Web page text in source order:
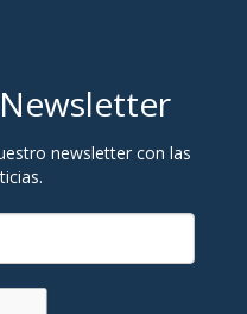
newsletter con las